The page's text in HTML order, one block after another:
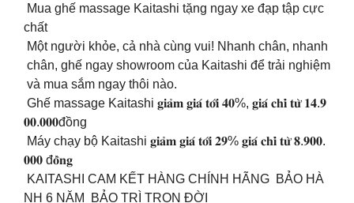
Mua ghế massage Kaitashi tặng ngay xe đạp tập cực
chất
Một người khỏe, cả nhà cùng vui! Nhanh chân, nhanh
chân, ghế ngay showroom của Kaitashi để trải nghiệm
và mua sắm ngay thôi nào.
Ghế massage Kaitashi 𝐠𝐢𝐚̉𝐦 𝐠𝐢𝐚́ 𝐭𝐨̛́𝐢 𝟒𝟎%, 𝐠𝐢𝐚́ 𝐜𝐡𝐢̉ 𝐭𝐮̛̀ 𝟏𝟒.𝟗
𝟎𝟎.𝟎𝟎𝟎đồng
Máy chạy bộ Kaitashi 𝐠𝐢𝐚̉𝐦 𝐠𝐢𝐚́ 𝐭𝐨̛́𝐢 𝟐𝟗% 𝐠𝐢𝐚́ 𝐜𝐡𝐢̉ 𝐭𝐮̛̀ 𝟖.𝟗𝟎𝟎.
𝟎𝟎𝟎 đ𝐨̂̀𝐧𝐠
KAITASHI CAM KẾT HÀNG CHÍNH HÃNG BẢO HÀ
NH 6 NĂM BẢO TRÌ TRỌN ĐỜI